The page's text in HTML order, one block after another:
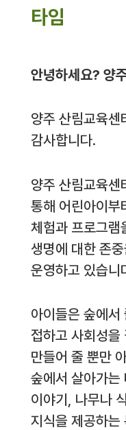
타임
안녕하세요? 양
양주 산림교육센
감사합니다.
양주 산림교육센
통해 어린아이부
체험과 프로그램
생명에 대한 존
운영하고 있습니
아이들은 숲에서
접하고 사회성을
만들어 줄 뿐만
숲에서 살아가는
이야기, 나무나
지식을 제공하는